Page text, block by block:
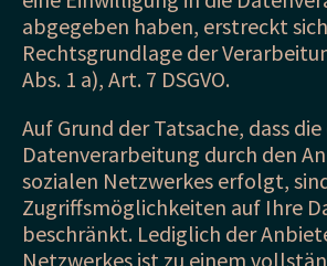
abgegeben haben, erstreckt
Rechtsgrundlage der
Abs. 1 a), Art. 7 DSGVO.
Auf Grund der Tatsache, dass
Datenverarbeitung durch den
sozialen Netzwerkes erfolgt,
Zugriffsmöglichkeiten auf Ihre
beschränkt. Lediglich der
Netzwerkes ist zu einem